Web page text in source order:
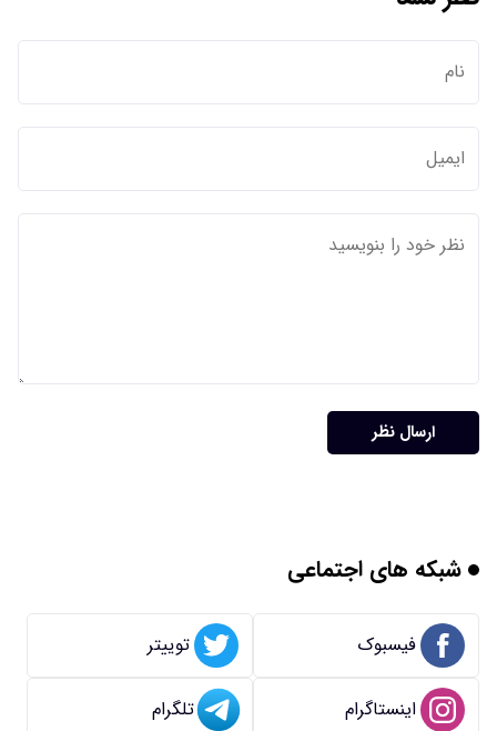
ارسال نظر
شبکه های اجتماعی
فیسبوک توییتر
اینستاگرام تلگرام